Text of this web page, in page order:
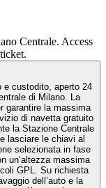
Centrale. Access
e custodito, aperto 24
di Milano. La
garantire la massima
di navetta gratuito
la Stazione Centrale
lasciare le chiavi al
selezionata in fase
un’altezza massima
GPL. Su richiesta
dell’auto e la